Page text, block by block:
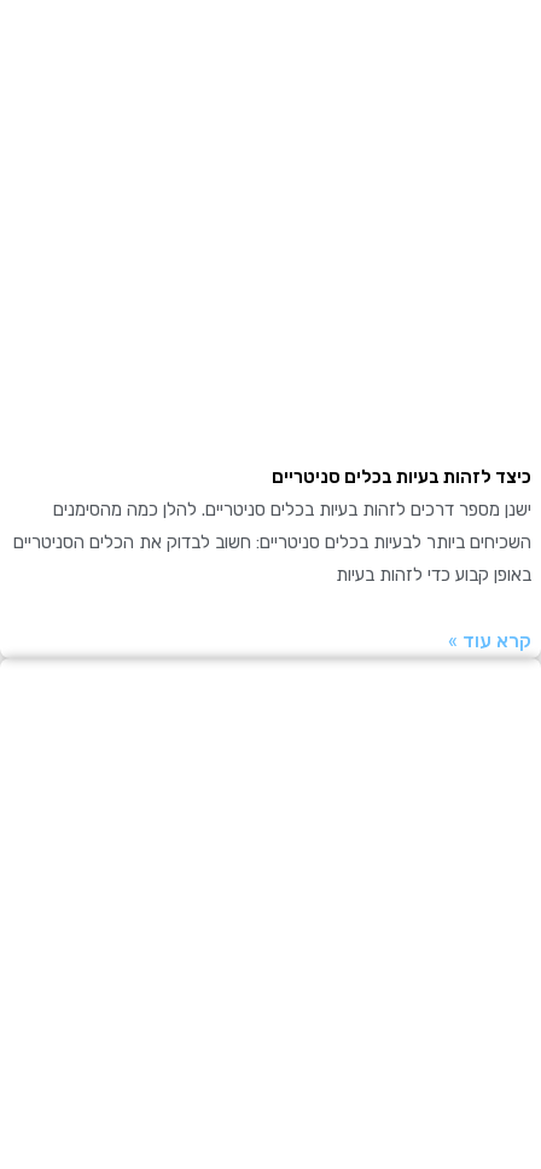
לזהות בעיות בכלים סניטריים
מספר דרכים לזהות בעיות בכלים סניטריים. להלן כמה מהסימנים
ביותר לבעיות בכלים סניטריים: חשוב לבדוק את הכלים הסניטריים
קבוע כדי לזהות בעיות
»